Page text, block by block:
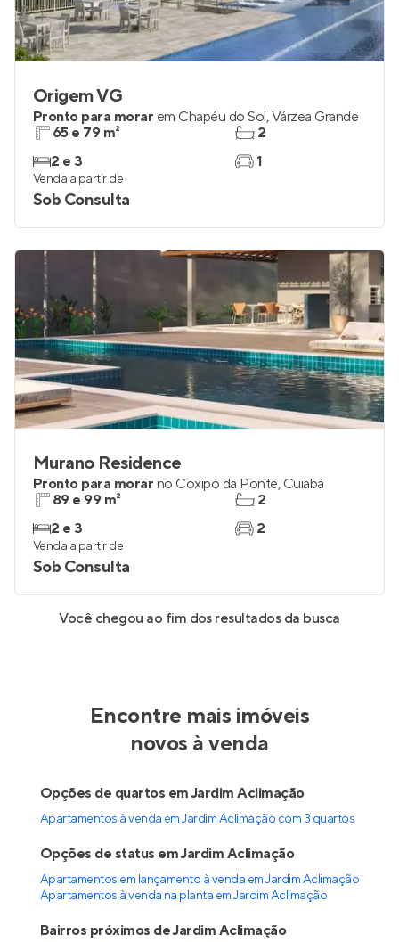
Origem VG
Pronto para morar em Chapéu do Sol,Várzea Grande
65 e 79 m²
2 e 3
2
1
Venda a partir de
Sob Consulta
Murano Residence
Pronto para morar no Coxipó da Ponte, Cuiabá
89 e 99 m²
2 e 3
2
2
Venda a partir de
Sob Consulta
Você chegou ao fim dos resultados da busca
Encontre mais imóveis
novos à venda
Opções de quartos em Jardim Aclimação
Apartamentos à venda em Jardim Aclimação com 3 quartos
Opções de status em Jardim Aclimação
Apartamentos em lançamento à venda em Jardim Aclimação
Apartamentos à venda na planta em Jardim Aclimação
Bairros próximos de Jardim Aclimação